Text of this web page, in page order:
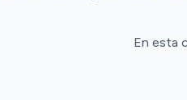
En esta